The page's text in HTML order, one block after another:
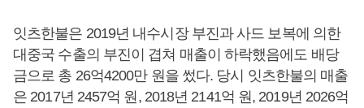
잇츠한불은 2019년 내수시장 부진과 사드 보복에 의한
대중국 수출의 부진이 겹쳐 매출이 하락했음에도 배당
금으로 총 26억4200만 원을 썼다. 당시 잇츠한불의 매출
은 2017년 2457억 원, 2018년 2141억 원, 2019년 2026억